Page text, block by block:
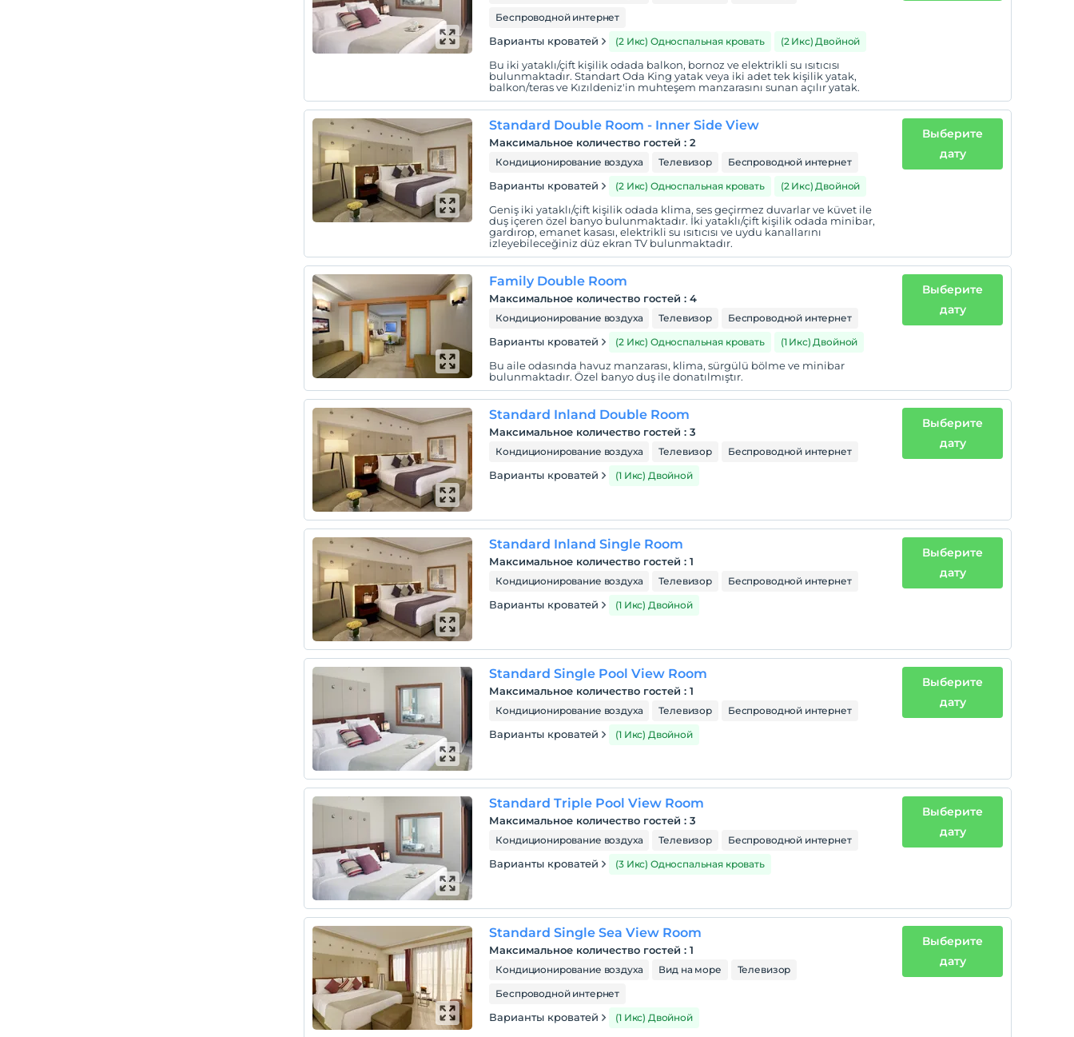
Беспроводной интернет
Варианты кроватей (2 Икс) Односпальная кровать (2 Икс) Двойной
Bu iki yataklı/çift kişilik odada balkon, bornoz ve elektrikli su ısıtıcısı
bulunmaktadır. Standart Oda King yatak veya iki adet tek kişilik yatak,
balkon/teras ve Kızıldeniz'in muhteşem manzarasını sunan açılır yatak.
Standard Double Room - Inner Side View
Максимальное количество гостей :2
Кондиционирование воздуха Телевизор Беспроводной интернет
Варианты кроватей (2 Икс) Односпальная кровать (2 Икс) Двойной
Geniş iki yataklı/çift kişilik odada klima, ses geçirmez duvarlar ve küvet ile
duş içeren özel banyo bulunmaktadır. İki yataklı/çift kişilik odada minibar,
gardırop, emanet kasası, elektrikli su ısıtıcısı ve uydu kanallarını
izleyebileceğiniz düz ekran TV bulunmaktadır.
Выберите
дату
Family Double Room
Максимальное количество гостей :4
Кондиционирование воздуха Телевизор Беспроводной интернет
Варианты кроватей (2 Икс) Односпальная кровать (1 Икс) Двойной
Bu aile odasında havuz manzarası, klima, sürgülü bölme ve minibar
bulunmaktadır. Özel banyo duş ile donatılmıştır.
Выберите
дату
Standard Inland Double Room
Максимальное количество гостей :3
Кондиционирование воздуха Телевизор Беспроводной интернет
Варианты кроватей (1 Икс) Двойной
Выберите
дату
Standard Inland Single Room
Максимальное количество гостей :1
Кондиционирование воздуха Телевизор Беспроводной интернет
Варианты кроватей (1 Икс) Двойной
Выберите
дату
Standard Single Pool View Room
Максимальное количество гостей :1
Кондиционирование воздуха Телевизор Беспроводной интернет
Варианты кроватей (1 Икс) Двойной
Выберите
дату
Standard Triple Pool View Room
Максимальное количество гостей :3
Кондиционирование воздуха Телевизор Беспроводной интернет
Варианты кроватей (3 Икс) Односпальная кровать
Выберите
дату
Standard Single Sea View Room
Максимальное количество гостей :1
Кондиционирование воздуха Вид на море
Телевизор
Беспроводной интернет
Варианты кроватей (1 Икс) Двойной
Выберите
дату